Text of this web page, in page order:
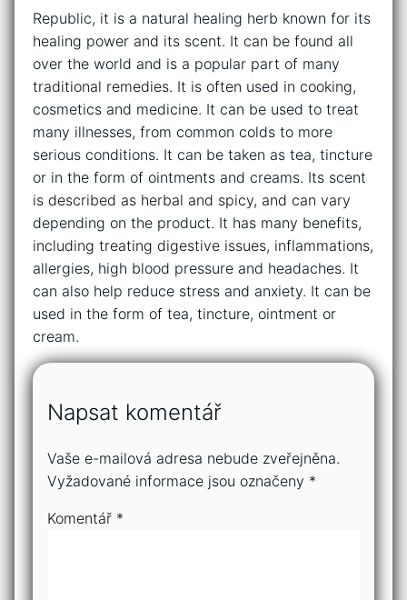
Republic, it is a natural healing herb known for its
healing power and its scent. It can be found all
over the world and is a popular part of many
traditional remedies. It is often used in cooking,
cosmetics and medicine. It can be used to treat
many illnesses, from common colds to more
serious conditions. It can be taken as tea, tincture
or in the form of ointments and creams. Its scent
is described as herbal and spicy, and can vary
depending on the product. It has many benefits,
including treating digestive issues, inflammations,
allergies, high blood pressure and headaches. It
can also help reduce stress and anxiety. It can be
used in the form of tea, tincture, ointment or
cream.
Napsat komentář
Vaše e-mailová adresa nebude zveřejněna.
Vyžadované informace jsou označeny *
Komentář *